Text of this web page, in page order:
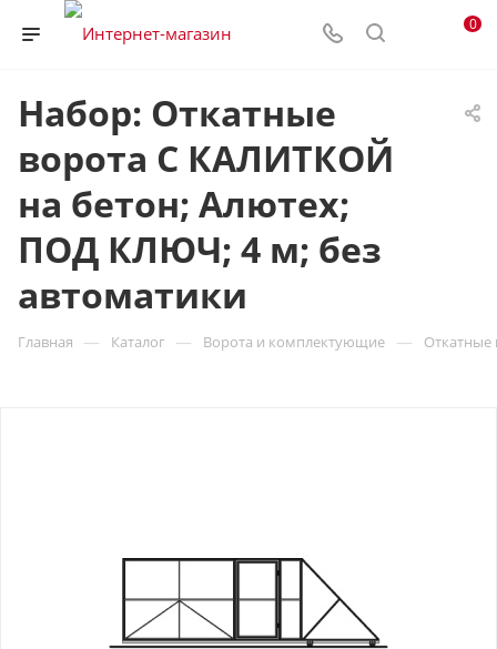
0
Набор: Откатные
ворота С КАЛИТКОЙ
на бетон; Алютех;
ПОД КЛЮЧ; 4 м; без
автоматики
Главная — Каталог — Ворота и комплектующие — Откатные